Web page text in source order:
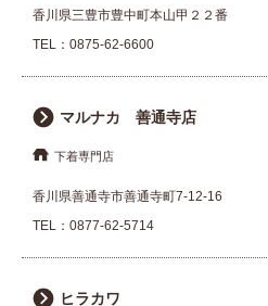
香川県三豊市豊中町本山甲２２番
TEL： 0875-62-6600
マルナカ 善通寺店
下着専門店
香川県善通寺市善通寺町7-12-16
TEL： 0877-62-5714
ヒラカワ